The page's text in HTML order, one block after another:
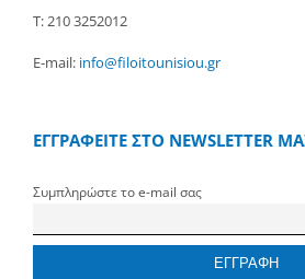
Τ: 210 3252012
E-mail: info@filoitounisiou.gr
ΕΓΓΡΑΦΕΙΤΕ ΣΤΟ NEWSLETTER
Συμπληρώστε το e-mail σας